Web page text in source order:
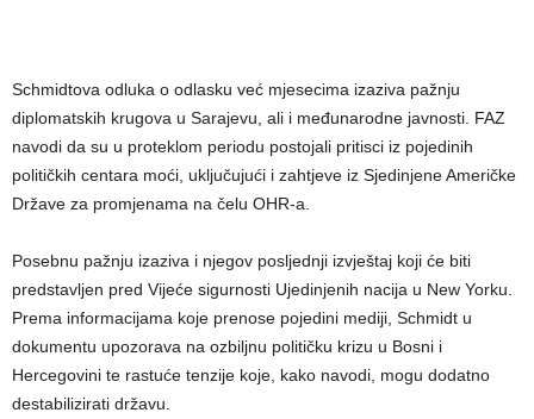
Schmidtova odluka o odlasku već mjesecima izaziva pažnju
diplomatskih krugova u Sarajevu, ali i međunarodne javnosti. FAZ
navodi da su u proteklom periodu postojali pritisci iz pojedinih
političkih centara moći, uključujući i zahtjeve iz Sjedinjene Američke
Države za promjenama na čelu OHR-a.
Posebnu pažnju izaziva i njegov posljednji izvještaj koji će biti
predstavljen pred Vijeće sigurnosti Ujedinjenih nacija u New Yorku.
Prema informacijama koje prenose pojedini mediji, Schmidt u
dokumentu upozorava na ozbiljnu političku krizu u Bosni i
Hercegovini te rastuće tenzije koje, kako navodi, mogu dodatno
destabilizirati državu.